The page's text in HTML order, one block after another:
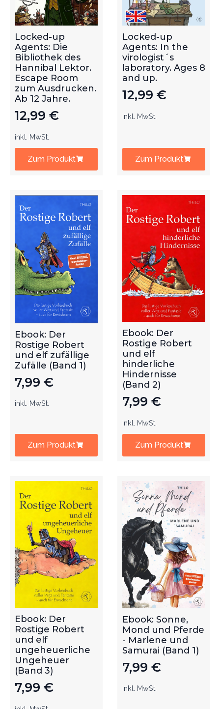
Locked-up
Agents: Die
Bibliothek des
Hannibal Lektor.
Escape Room
zum Ausdrucken.
Ab 12 Jahre.
12,99 €
inkl. MwSt.
Zum Produkt
Locked-up
Agents: In the
virologist´s
laboratory. Ages 8
and up.
12,99 €
inkl. MwSt.
Zum Produkt
Ebook: Der
Rostige Robert
und elf zufällige
Zufälle (Band 1)
7,99 €
inkl. MwSt.
Zum Produkt
Ebook: Der
Rostige Robert
und elf
hinderliche
Hindernisse
(Band 2)
7,99 €
inkl. MwSt.
Zum Produkt
Ebook: Der
Rostige Robert
und elf
ungeheuerliche
Ungeheuer
(Band 3)
7,99 €
Ebook: Sonne,
Mond und Pferde
- Marlene und
Samurai (Band 1)
7,99 €
inkl. MwSt.